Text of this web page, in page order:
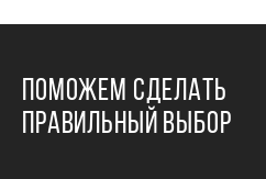
ПОМОЖЕМ СДЕЛАТЬ
ПРАВИЛЬНЫЙ ВЫБОР